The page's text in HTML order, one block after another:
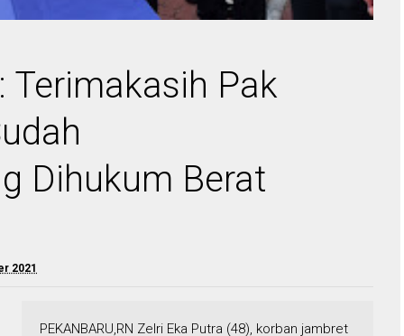
Pak
Dihukum Berat
2021
PEKANBARU,RN Zelri Eka Putra (48), korban jambret